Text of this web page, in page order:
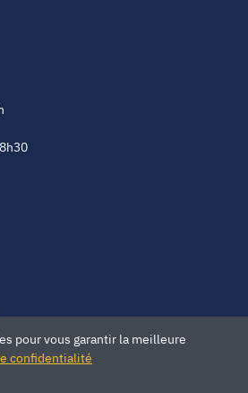
| 13h30 - 18h30
pour vous garantir la meilleure
confidentialité